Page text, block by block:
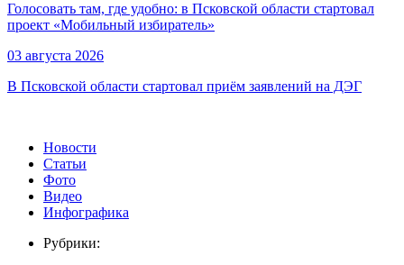
Голосовать там, где удобно: в Псковской области стартовал
проект «Мобильный избиратель»
03 августа 2026
В Псковской области стартовал приём заявлений на ДЭГ
Новости
Статьи
Фото
Видео
Инфографика
Рубрики: